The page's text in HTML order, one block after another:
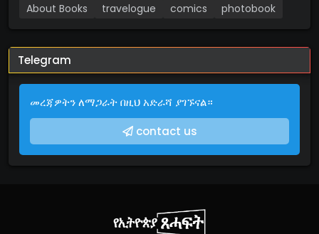
About Books
travelogue comics photobook
Telegram
መረጃዎትን ለማጋራት በዚህ አድራሻ ያገኙናል።
contact us